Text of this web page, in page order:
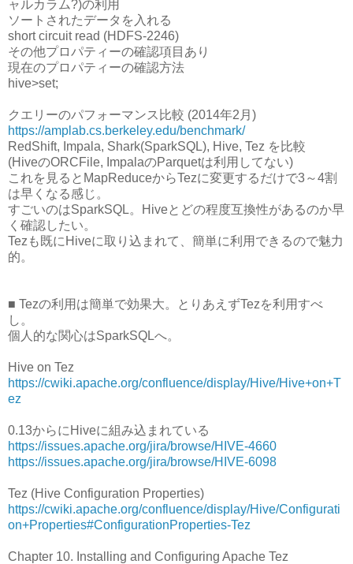
ャルカラム?)の利用
ソートされたデータを入れる
short circuit read (HDFS-2246)
その他プロパティーの確認項目あり
現在のプロパティーの確認方法
hive>set;
クエリーのパフォーマンス比較 (2014年2月)
https://amplab.cs.berkeley.edu/benchmark/
RedShift, Impala, Shark(SparkSQL), Hive, Tez を比較
(HiveのORCFile, ImpalaのParquetは利用してない)
これを見るとMapReduceからTezに変更するだけで3～4割
は早くなる感じ。
すごいのはSparkSQL。Hiveとどの程度互換性があるのか早
く確認したい。
Tezも既にHiveに取り込まれて、簡単に利用できるので魅力
的。
■ Tezの利用は簡単で効果大。とりあえずTezを利用すべ
し。
個人的な関心はSparkSQLへ。
Hive on Tez
https://cwiki.apache.org/confluence/display/Hive/Hive+on+T
ez
0.13からにHiveに組み込まれている
https://issues.apache.org/jira/browse/HIVE-4660
https://issues.apache.org/jira/browse/HIVE-6098
Tez (Hive Configuration Properties)
https://cwiki.apache.org/confluence/display/Hive/Configurati
on+Properties#ConfigurationProperties-Tez
Chapter 10. Installing and Configuring Apache Tez